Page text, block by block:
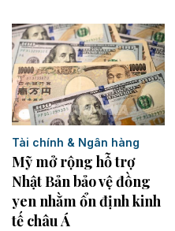
Tài chính & Ngân hàng
Mỹ mở rộng hỗ trợ
Nhật Bản bảo vệ đồng
yen nhằm ổn định kinh
tế châu Á